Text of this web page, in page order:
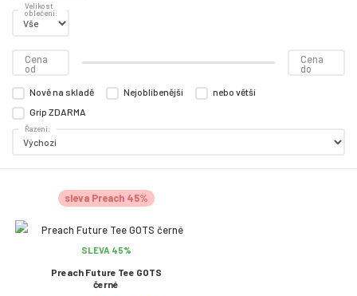
Velikost
oblečení:
Cena
od
Cena
do
Nově na skladě Nejoblíbenější
nebo větší
Grip ZDARMA
Řazení:
sleva Preach 45%
SLEVA 45%
Preach Future Tee GOTS
černé